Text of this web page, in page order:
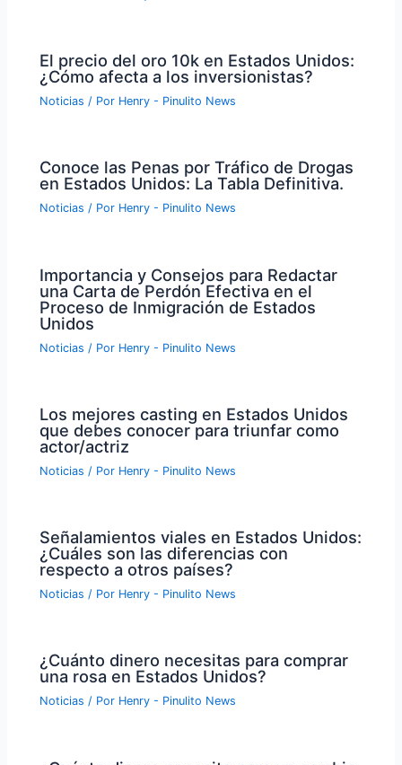
El precio del oro 10k en Estados Unidos:
¿Cómo afecta a los inversionistas?
Noticias / Por Henry - Pinulito News
Conoce las Penas por Tráfico de Drogas
en Estados Unidos: La Tabla Definitiva.
Noticias / Por Henry - Pinulito News
Importancia y Consejos para Redactar
una Carta de Perdón Efectiva en el
Proceso de Inmigración de Estados
Unidos
Noticias / Por Henry - Pinulito News
Los mejores casting en Estados Unidos
que debes conocer para triunfar como
actor/actriz
Noticias / Por Henry - Pinulito News
Señalamientos viales en Estados Unidos:
¿Cuáles son las diferencias con
respecto a otros países?
Noticias / Por Henry - Pinulito News
¿Cuánto dinero necesitas para comprar
una rosa en Estados Unidos?
Noticias / Por Henry - Pinulito News